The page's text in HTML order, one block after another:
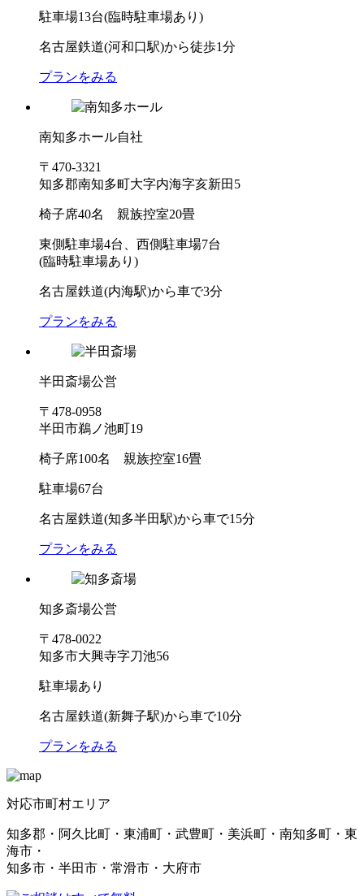
駐車場13台(臨時駐車場あり)
名古屋鉄道(河和口駅)から徒歩1分
プランをみる
南知多ホール自社
〒470-3321
知多郡南知多町大字内海字亥新田5
椅子席40名 親族控室20畳
東側駐車場4台、西側駐車場7台
(臨時駐車場あり)
名古屋鉄道(内海駅)から車で3分
プランをみる
半田斎場公営
〒478-0958
半田市鵜ノ池町19
椅子席100名 親族控室16畳
駐車場67台
名古屋鉄道(知多半田駅)から車で15分
プランをみる
知多斎場公営
〒478-0022
知多市大興寺字刀池56
駐車場あり
名古屋鉄道(新舞子駅)から車で10分
プランをみる
対応市町村エリア
知多郡・阿久比町・東浦町・武豊町・美浜町・南知多町・東
海市・
知多市・半田市・常滑市・大府市